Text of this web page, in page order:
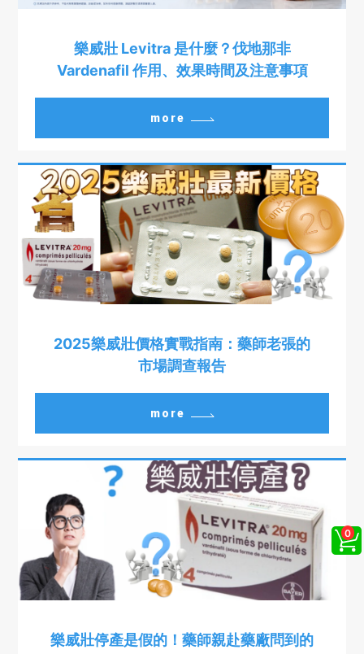
樂威壯 Levitra 是什麼？伐地那非
Vardenafil 作用、效果時間及注意事項
more
2025樂威壯價格實戰指南：藥師老張的
市場調查報告
more
樂威壯停產是假的！藥師親赴藥廠問到的